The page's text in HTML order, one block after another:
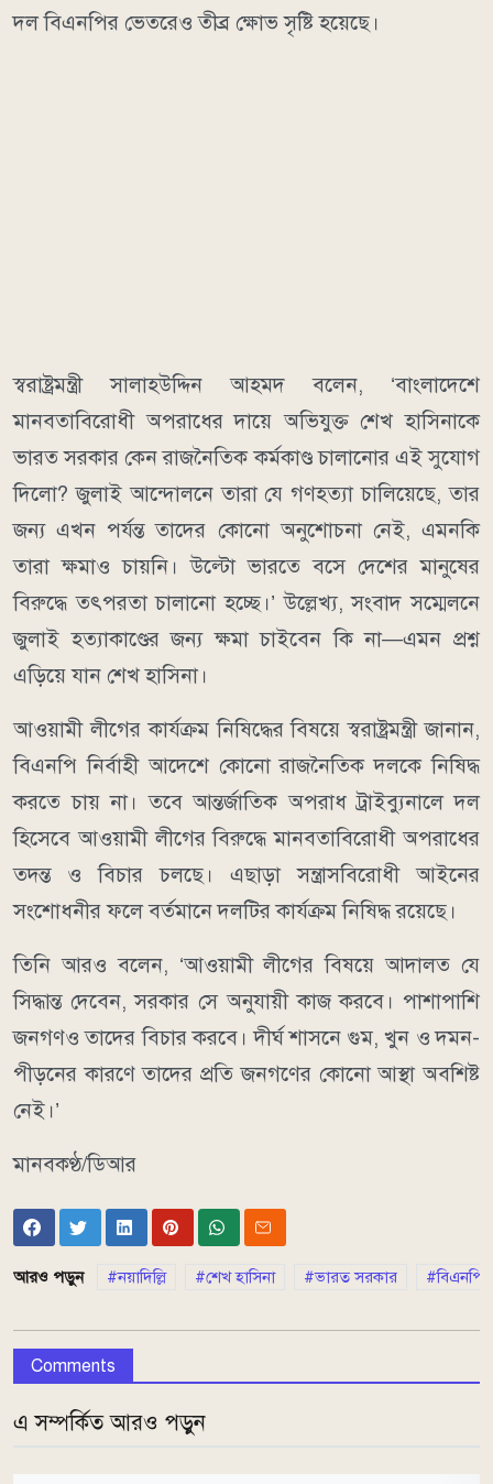
দল বিএনপির ভেতরেও তীব্র ক্ষোভ সৃষ্টি হয়েছে।
স্বরাষ্ট্রমন্ত্রী সালাহউদ্দিন আহমদ বলেন, ‘বাংলাদেশে
মানবতাবিরোধী অপরাধের দায়ে অভিযুক্ত শেখ হাসিনাকে
ভারত সরকার কেন রাজনৈতিক কর্মকাণ্ড চালানোর এই সুযোগ
দিলো? জুলাই আন্দোলনে তারা যে গণহত্যা চালিয়েছে, তার
জন্য এখন পর্যন্ত তাদের কোনো অনুশোচনা নেই, এমনকি
তারা ক্ষমাও চায়নি। উল্টো ভারতে বসে দেশের মানুষের
বিরুদ্ধে তৎপরতা চালানো হচ্ছে।’ উল্লেখ্য, সংবাদ সম্মেলনে
জুলাই হত্যাকাণ্ডের জন্য ক্ষমা চাইবেন কি না—এমন প্রশ্ন
এড়িয়ে যান শেখ হাসিনা।
আওয়ামী লীগের কার্যক্রম নিষিদ্ধের বিষয়ে স্বরাষ্ট্রমন্ত্রী জানান,
বিএনপি নির্বাহী আদেশে কোনো রাজনৈতিক দলকে নিষিদ্ধ
করতে চায় না। তবে আন্তর্জাতিক অপরাধ ট্রাইব্যুনালে দল
হিসেবে আওয়ামী লীগের বিরুদ্ধে মানবতাবিরোধী অপরাধের
তদন্ত ও বিচার চলছে। এছাড়া সন্ত্রাসবিরোধী আইনের
সংশোধনীর ফলে বর্তমানে দলটির কার্যক্রম নিষিদ্ধ রয়েছে।
তিনি আরও বলেন, ‘আওয়ামী লীগের বিষয়ে আদালত যে
সিদ্ধান্ত দেবেন, সরকার সে অনুযায়ী কাজ করবে। পাশাপাশি
জনগণও তাদের বিচার করবে। দীর্ঘ শাসনে গুম, খুন ও দমন-
পীড়নের কারণে তাদের প্রতি জনগণের কোনো আস্থা অবশিষ্ট
নেই।’
মানবকণ্ঠ/ডিআর
আরও পড়ুন নয়াদিল্লি শেখ হাসিনা ভারত সরকার বিএনপি
Comments
এ সম্পর্কিত আরও পড়ুন